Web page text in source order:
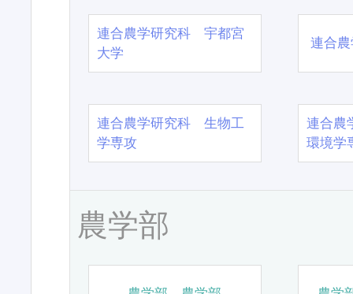
連合農学研究科 宇都宮
大学
連合
連合農学研究科 生物工
学専攻
連合農
環境学
農学部